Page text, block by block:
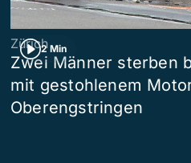
2 Min
Zürich
Zwei Männer sterben
mit gestohlenem
Oberengstringen